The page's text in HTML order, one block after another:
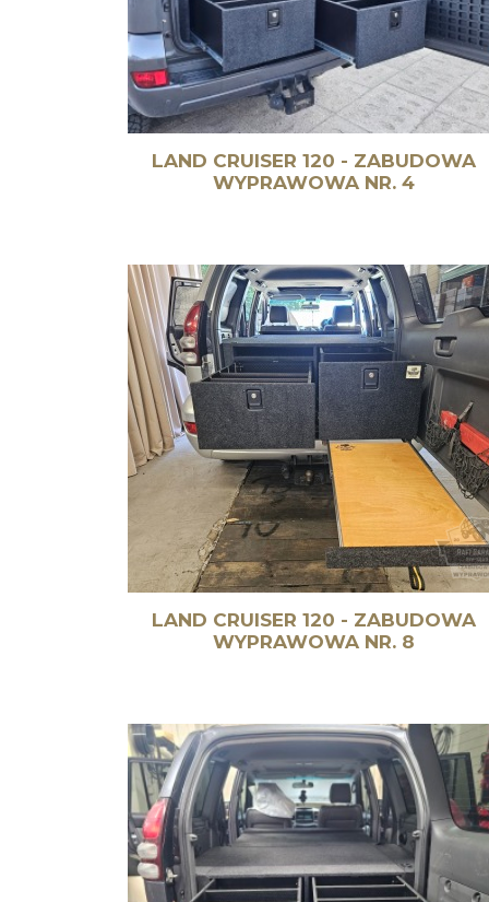
LAND CRUISER 120 - ZABUDOWA
WYPRAWOWA NR. 4
LAND CRUISER 120 - ZABUDOWA
WYPRAWOWA NR. 8